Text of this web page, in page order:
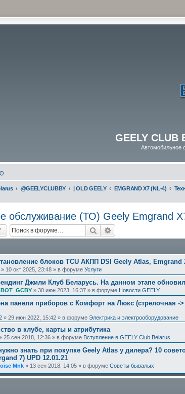
GEELY
Автомобильное
@GEELYCLUBBY | OLD GEELY EMGRAND X7 (NL-4)
обслуживание (ТО) Geely Emgrand
Поиск
блоков TCU АКПП DSI Geely Atlas, Emgrand
» 10 окт 2025, 23:48 » в форуме Услуги
Джили Клуб Беларусь. На данном этапе
» 30 июн 2023, 16:37 » в форуме Новости GEELY
панели приборов с Комфорт на Люкс (стрелочная -
» 29 июн 2022, 15:42 » в форуме Электрика и электрооборудование
в клубе, карты и атрибутика
25 сен 2018, 12:36 » в форуме Вступление в GEELY Club Belarus
знать при покупке Geely Atlas у дилера? 10
7) UPD 12.01.21
Mnk » 13 сен 2018, 14:05 » в форуме Советы бывалых